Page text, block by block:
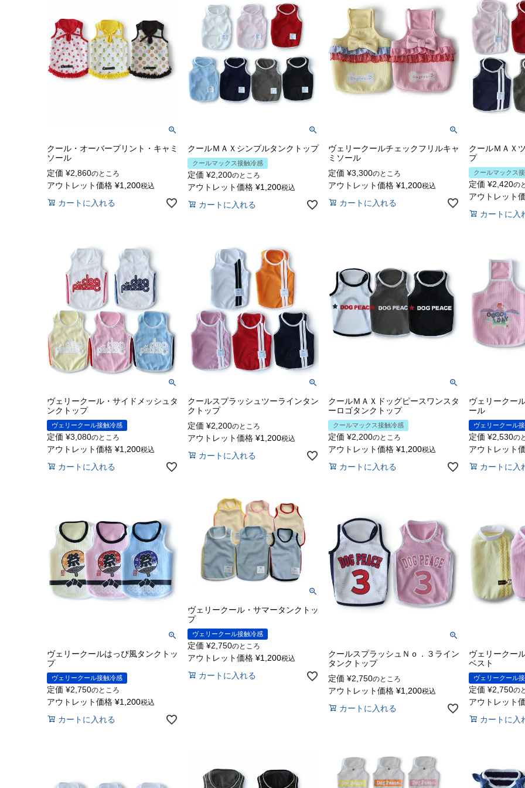
クール・オーバープリント・キャミ
ソール
定価 ¥2,860のところ
アウトレット価格 ¥1,200税込
カートに入れる
クールＭＡＸシンプルタンクトップ
クールマックス接触冷感
定価 ¥2,200のところ
アウトレット価格 ¥1,200税込
カートに入れる
ヴェリークールチェックフリルキャ
ミソール
定価 ¥3,300のところ
アウトレット価格 ¥1,200税込
カートに入れる
クールＭＡＸ
プ
クールマックス
定価 ¥2,420の
アウトレット
カートに入
ヴェリークール・サイドメッシュタ
ンクトップ
ヴェリークール接触冷感
定価 ¥3,080のところ
アウトレット価格 ¥1,200税込
カートに入れる
クールスプラッシュツーラインタン
クトップ
定価 ¥2,200のところ
アウトレット価格 ¥1,200税込
カートに入れる
クールＭＡＸドッグピースワンスタ
ーロゴタンクトップ
クールマックス接触冷感
定価 ¥2,200のところ
アウトレット価格 ¥1,200税込
カートに入れる
ヴェリークー
ール
ヴェリークール
定価 ¥2,530の
アウトレット
カートに入
ヴェリークールはっぴ風タンクトッ
プ
ヴェリークール接触冷感
定価 ¥2,750のところ
アウトレット価格 ¥1,200税込
カートに入れる
ヴェリークール・サマータンクトッ
プ
ヴェリークール接触冷感
定価 ¥2,750のところ
アウトレット価格 ¥1,200税込
カートに入れる
クールスプラッシュＮｏ．３ライン
タンクトップ
定価 ¥2,750のところ
アウトレット価格 ¥1,200税込
カートに入れる
ヴェリークー
ベスト
ヴェリークール
定価 ¥2,750の
アウトレット
カートに入